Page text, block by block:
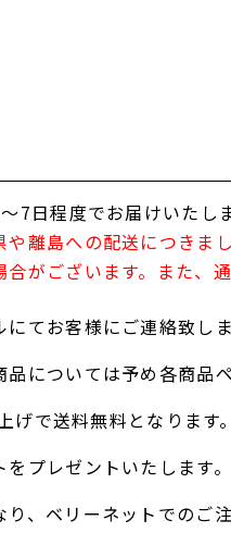
7日程度でお届けいたしま
離島への配送につきま
がございます。また、
てお客様にご連絡致しま
については予め各商品
で送料無料となります
プレゼントいたします。
、ベリーネットでのご